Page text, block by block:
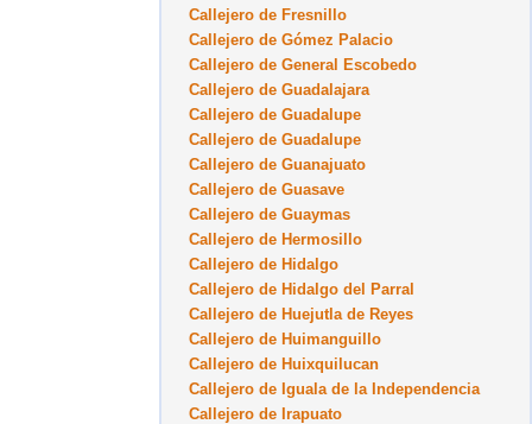
Callejero de Fresnillo
Callejero de Gómez Palacio
Callejero de General Escobedo
Callejero de Guadalajara
Callejero de Guadalupe
Callejero de Guadalupe
Callejero de Guanajuato
Callejero de Guasave
Callejero de Guaymas
Callejero de Hermosillo
Callejero de Hidalgo
Callejero de Hidalgo del Parral
Callejero de Huejutla de Reyes
Callejero de Huimanguillo
Callejero de Huixquilucan
Callejero de Iguala de la Independencia
Callejero de Irapuato